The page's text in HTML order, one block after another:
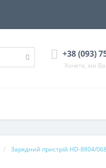
+38 (093)
Хочете, ми
Зарядний пристрій HD-8804/